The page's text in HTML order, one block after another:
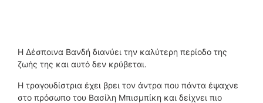
Η Δέσποινα Βανδή διανύει την καλύτερη περίοδο της
ζωής της και αυτό δεν κρύβεται.
Η τραγουδίστρια έχει βρει τον άντρα που πάντα έψαχνε
στο πρόσωπο του Βασίλη Μπισμπίκη και δείχνει πιο